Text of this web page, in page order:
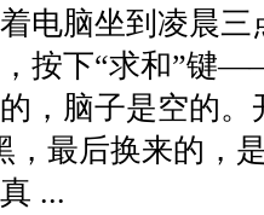
电脑坐到凌晨
按下“求和”键
，脑子是空的。
，最后换来的，
...